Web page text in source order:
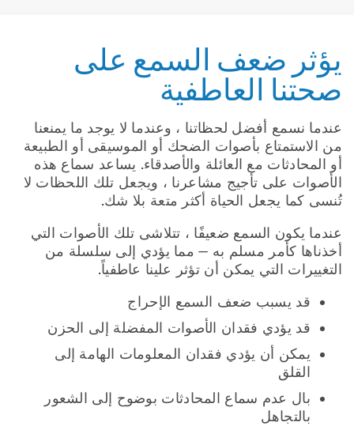
يؤثر ضعف السمع على
صحتنا العاطفية
عندما نسمع أفضل لحظاتنا ، وعندما لا يوجد ما يمنعنا
من الاستمتاع بأصوات الضحك أو الموسيقى أو الطبيعة
أو المحادثات مع العائلة والأصدقاء. يساعد سماع هذه
الأصوات على تأجيج مشاعرنا ، ويجعل تلك اللحظات لا
تُنسى كما يجعل الحياة أكثر متعة بلا شك.
عندما يكون السمع ضعيفًا ، تتلاشى تلك الأصوات التي
أخذناها كأمر مسلم به — مما يؤدي إلى سلسلة من
التغييرات التي يمكن أن تؤثر علينا عاطفياً.
قد يسبب ضعف السمع الإحراج
قد يؤدي فقدان الأصوات المفضلة إلى الحزن
يمكن أن يؤدي فقدان المعلومات الهامة إلى
القلق
بال عدم سماع المحادثات بوضوح إلى الشعور
بالتجاهل